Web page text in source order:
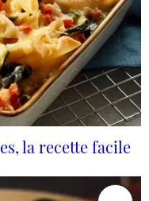
la recette facile